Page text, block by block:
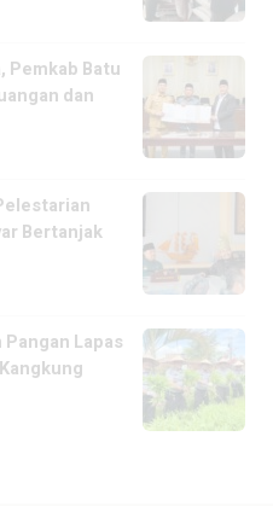
Pemkab Batu
dan
Bertanjak
Lapas